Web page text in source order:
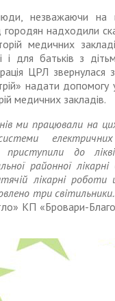
незважаючи на
городян надходили
медичних
і для батьків з
ЦРЛ
надати допомогу
медичних закладів.
ми працювали на
до
районної
лікарні
три
КП «Бровари-